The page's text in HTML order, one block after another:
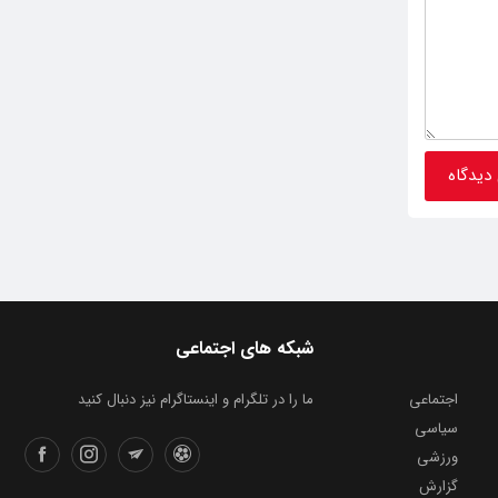
شبکه های اجتماعی
ما را در تلگرام و اینستاگرام نیز دنبال کنید
اجتماعی
سیاسی
ورزشی
گزارش